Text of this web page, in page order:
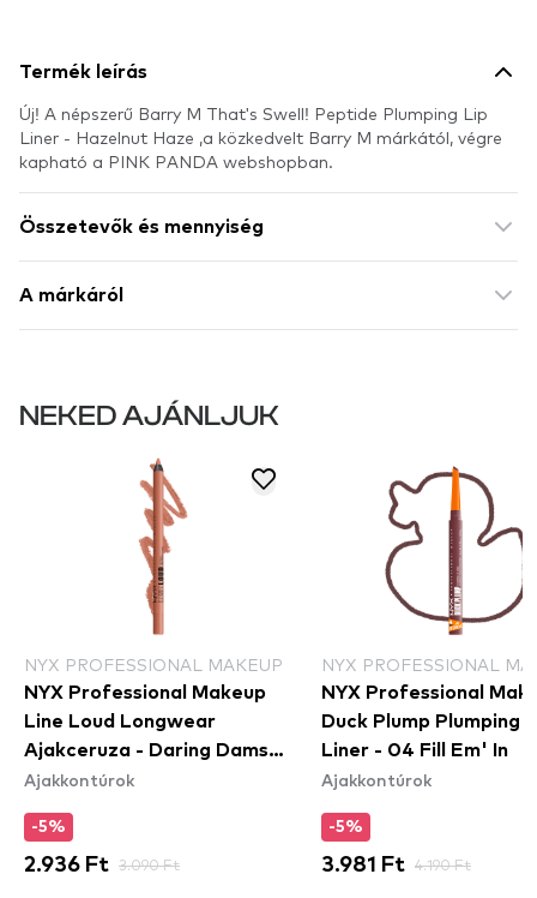
Termék leírás
Új! A népszerű Barry M That's Swell! Peptide Plumping Lip
Liner - Hazelnut Haze ,a közkedvelt Barry M márkától, végre
kapható a PINK PANDA webshopban.
Összetevők és mennyiség
A márkáról
NEKED AJÁNLJUK
NYX PROFESSIONAL MAKEUP
NYX Professional Makeup
Line Loud Longwear
Ajakceruza - Daring Damsel
(LLLP02)
Ajakkontúrok
-5%
2.936 Ft 3.090 Ft
NYX PROFESSIONAL
NYX Professional
Duck Plump Plumping
Liner - 04 Fill Em' In
Ajakkontúrok
-5%
3.981 Ft 4.190 Ft